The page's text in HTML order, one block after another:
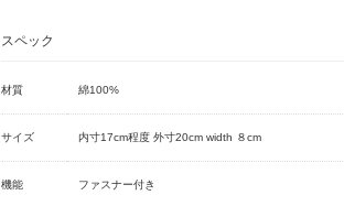
スペック
材質 綿100%
サイズ 内寸17cm程度 外寸20cm width ８cm
機能 ファスナー付き